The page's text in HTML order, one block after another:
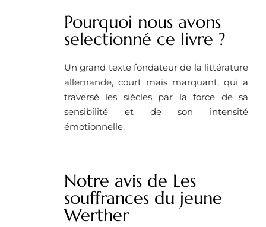
Pourquoi nous avons
selectionné ce livre ? ​
Un grand texte fondateur de la littérature
allemande, court mais marquant, qui a
traversé les siècles par la force de sa
sensibilité et de son intensité
émotionnelle.
Notre avis de Les
souffrances du jeune
Werther